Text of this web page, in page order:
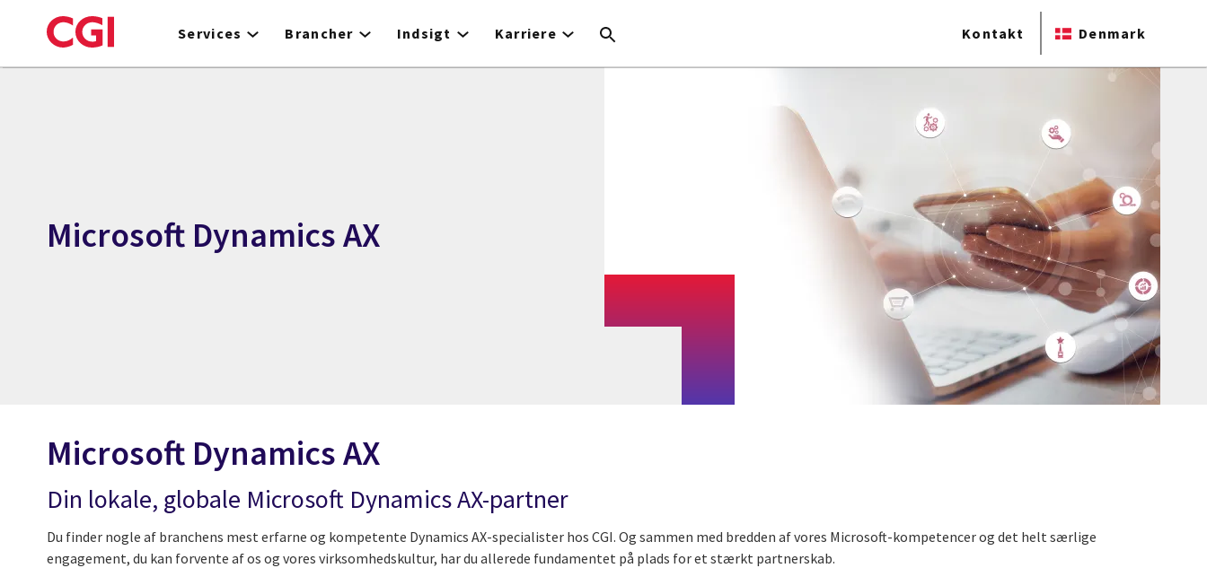
to
Services Brancher Indsigt Karriere Kontakt Denmark
Microsoft Dynamics AX
Microsoft Dynamics AX
Din lokale, globale Microsoft Dynamics AX-partner
Du finder nogle af branchens mest erfarne og kompetente Dynamics AX-specialister hos CGI. Og sammen med bredden af vores Microsoft-kompetencer og det helt særlige
engagement, du kan forvente af os og vores virksomhedskultur, har du allerede fundamentet på plads for et stærkt partnerskab.